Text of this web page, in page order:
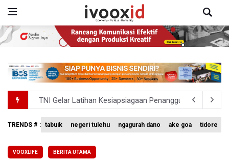
TNI Gelar Latihan Kesiapsiagaan Penanggulangan
Pemprov Jabar Sediakan Knalpot Standar Gratis di Pos
Flores Bersiap Gelar Festival Golo Koe 2026,
TRENDS # : tabuik negeri tulehu ngagurah dano ake goa tidore
VOOXLIFE BERITA UTAMA